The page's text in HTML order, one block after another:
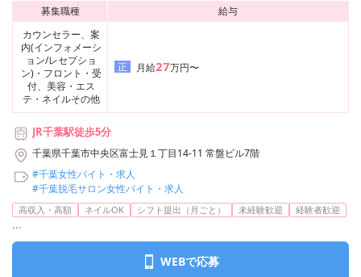
募集職種
給与
カウンセラー、案
内(インフォメーシ
ョン/レセプショ
ン)・フロント・受
付、美容・エス
テ・ネイルその他
正 月給27万円〜
JR千葉駅徒歩5分
千葉県千葉市中央区富士見１丁目14-11 常盤ビル7階
#千葉女性バイト・求人
#千葉脱毛サロン女性バイト・求人
高収入・高額 ネイルOK シフト提出（月ごと） 未経験歓迎 経験者歓迎
...
WEBで応募